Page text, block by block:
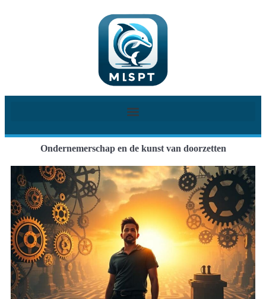
Ondernemerschap en de kunst van doorzetten